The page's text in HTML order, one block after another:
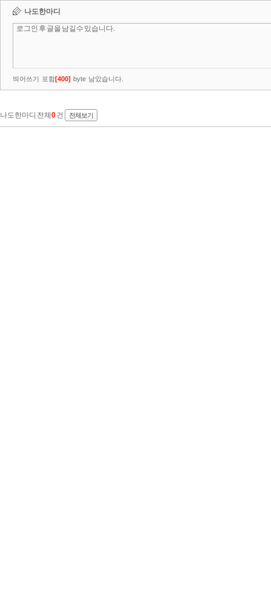
나도한마디
띄어쓰기 포함[400] byte 남았습니다.
나도한마디 전체 0건 전체보기